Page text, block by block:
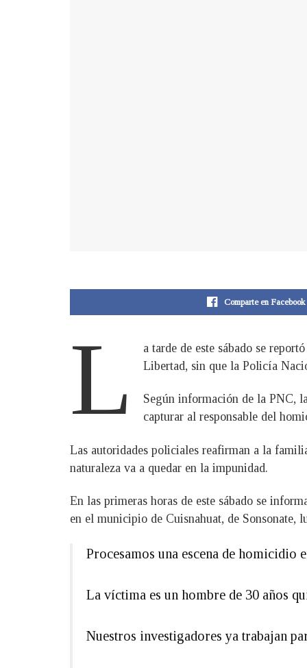
Comparte en Facebook
L
a tarde de este sábado se
Libertad, sin que la Policía
Según información de la PNC,
capturar al responsable del
Las autoridades policiales reafirman a la
naturaleza va a quedar en la impunidad.
En las primeras horas de este sábado se
en el municipio de Cuisnahuat, de Sonsonate,
Procesamos una escena de homicidio
La víctima es un hombre de 30 años
Nuestros investigadores ya trabajan